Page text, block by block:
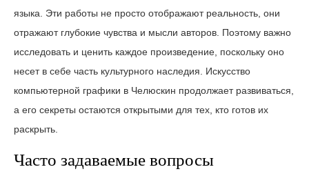
языка. Эти работы не просто отображают реальность, они
отражают глубокие чувства и мысли авторов. Поэтому важно
исследовать и ценить каждое произведение, поскольку оно
несет в себе часть культурного наследия. Искусство
компьютерной графики в Челюскин продолжает развиваться,
а его секреты остаются открытыми для тех, кто готов их
раскрыть.
Часто задаваемые вопросы